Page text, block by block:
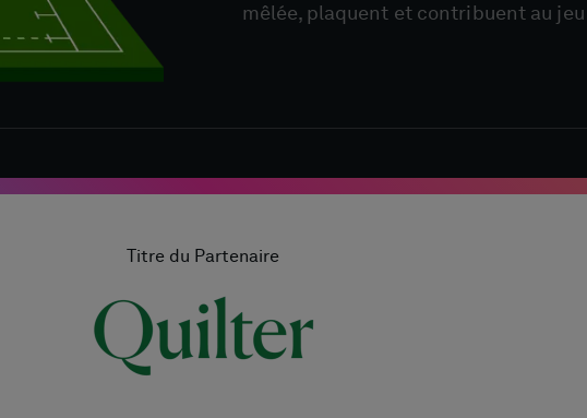
mêlée, plaquent et contribuent au
Titre du Partenaire